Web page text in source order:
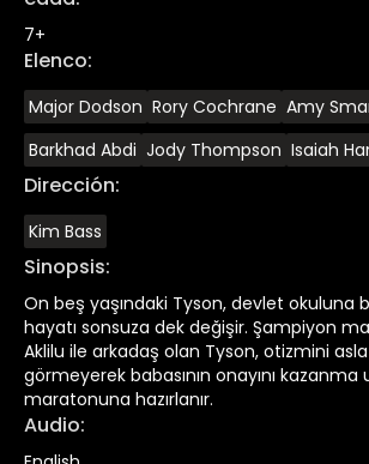
7+
Elenco:
Major Dodson Rory Cochrane Amy
Barkhad Abdi Jody Thompson Isaiah
Dirección:
Kim Bass
Sinopsis:
On beş yaşındaki Tyson, devlet okuluna
hayatı sonsuza dek değişir. Şampiyon
Aklilu ile arkadaş olan Tyson, otizmini
görmeyerek babasının onayını
maratonuna hazırlanır.
Audio: